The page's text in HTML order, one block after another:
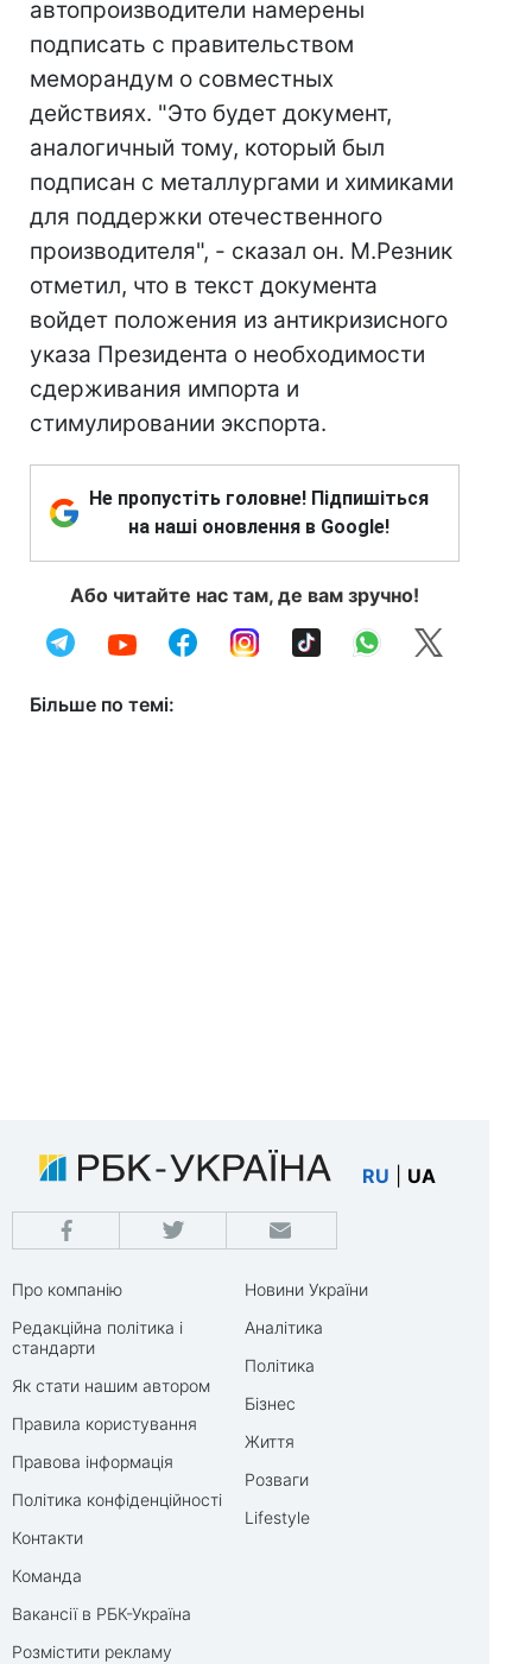
автопроизводители намерены
подписать с правительством
меморандум о совместных
действиях. "Это будет документ,
аналогичный тому, который был
подписан с металлургами и химиками
для поддержки отечественного
производителя", - сказал он. М.Резник
отметил, что в текст документа
войдет положения из антикризисного
указа Президента о необходимости
сдерживания импорта и
стимулировании экспорта.
Не пропустіть головне! Підпишіться
на наші оновлення в Google!
Або читайте нас там, де вам зручно!
Більше по темі:
RU UA
Про компанію
Редакційна політика і
стандарти
Як стати нашим автором
Правила користування
Правова інформація
Політика конфіденційності
Контакти
Команда
Вакансії в РБК-Україна
Розмістити рекламу
Новини України
Аналітика
Політика
Бізнес
Життя
Розваги
Lifestyle